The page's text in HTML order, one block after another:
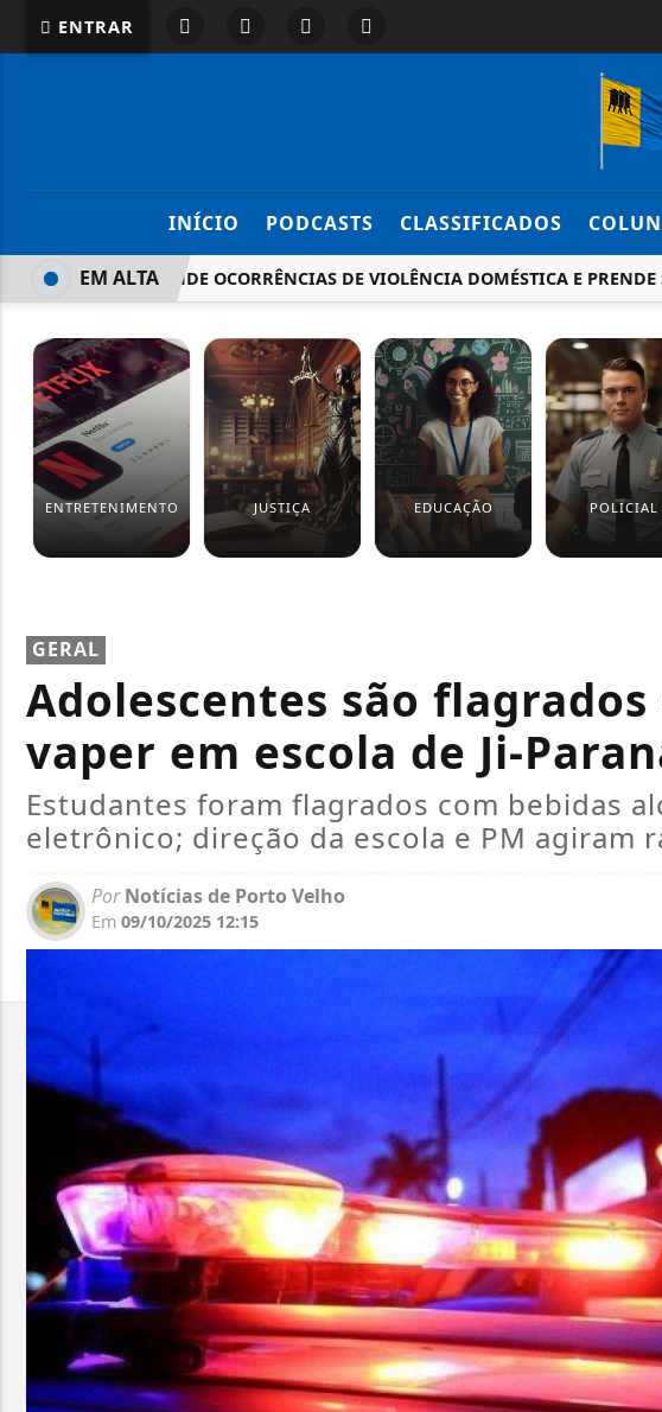
ENTRAR
INÍCIO PODCASTS CLASSIFICADOS
PMRO ATENDE OCORRÊNCIAS DE VIOLÊNCIA DOMÉSTICA E PRENDE
EM ALTA
ENTRETENIMENTO JUSTIÇA EDUCAÇÃO POLICIAL
GERAL
Adolescentes são
vaper em escola de Ji-
Estudantes foram flagrados com bebidas
eletrônico; direção da escola e PM agiram
PorNotícias de Porto Velho
Em 09/10/2025 12:15